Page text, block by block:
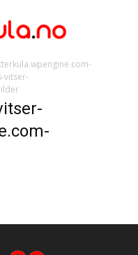
vitser-